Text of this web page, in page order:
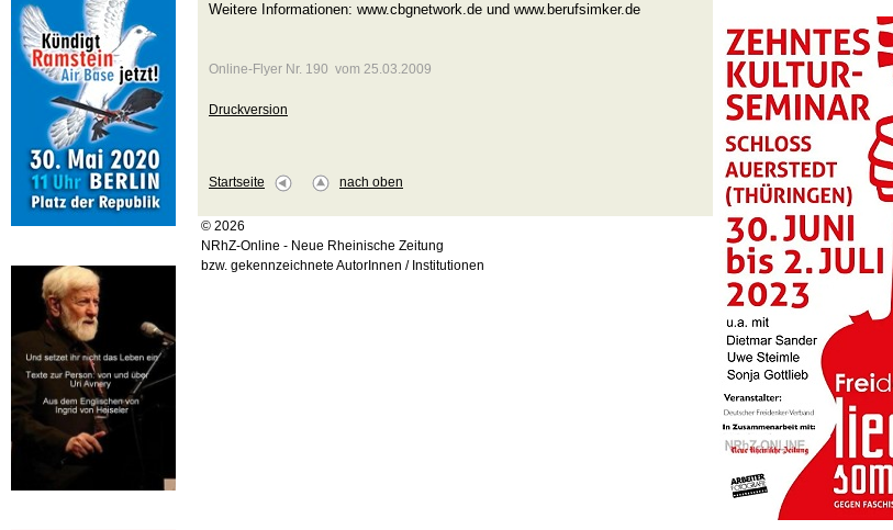
Weitere Informationen: www.cbgnetwork.de und www.berufsimker.de
Online-Flyer Nr. 190 vom 25.03.2009
Druckversion
Startseite nach oben
© 2026
NRhZ-Online - Neue Rheinische Zeitung
bzw. gekennzeichnete AutorInnen / Institutionen